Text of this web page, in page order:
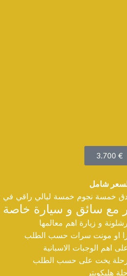
3.700 €
شامل
خمسة نجوم خمسة ليالي راقي في
مع سائق و سيارة خاصة
و زيارة اهم معالمها
او مونت سرات حسب الطلب
اهم الوجبات الاسبانية
رحلة يخت على حسب الطلب
هليكوبتر